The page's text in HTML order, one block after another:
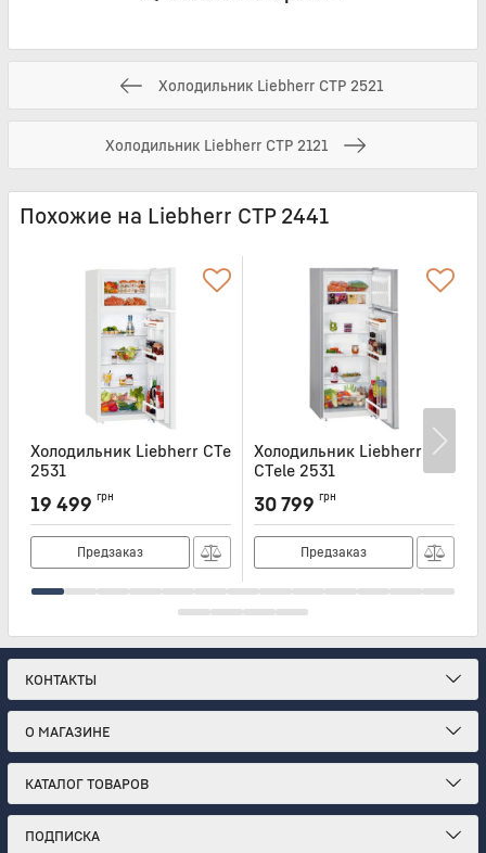
Холодильник Liebherr CTP 2521
Холодильник Liebherr CTP 2121
Похожие на Liebherr CTP 2441
Холодильник Liebherr CTe
2531
CTE2531
19 499 грн
Предзаказ
Холодильник Liebherr
CTele 2531
CTELE2531
30 799 грн
Предзаказ
КОНТАКТЫ
О МАГАЗИНЕ
КАТАЛОГ ТОВАРОВ
ПОДПИСКА